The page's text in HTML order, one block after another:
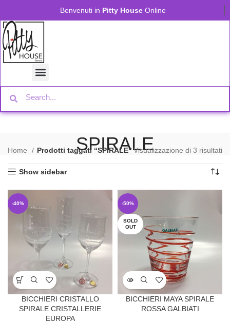
Benvenuti in Pitty House Online
SPIRALE
Home Prodotti taggati “SPIRALE” Visualizzazione di 3 risultati
Show sidebar
-40%
BICCHIERI CRISTALLO
SPIRALE CRISTALLERIE
EUROPA
-50%
SOLD
OUT
BICCHIERI MAYA SPIRALE
ROSSA GALBIATI